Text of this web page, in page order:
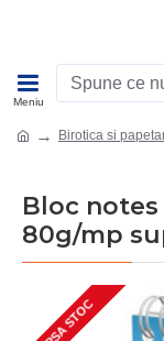
Birotica si
Bloc
80g/mp
LIPSA STOC